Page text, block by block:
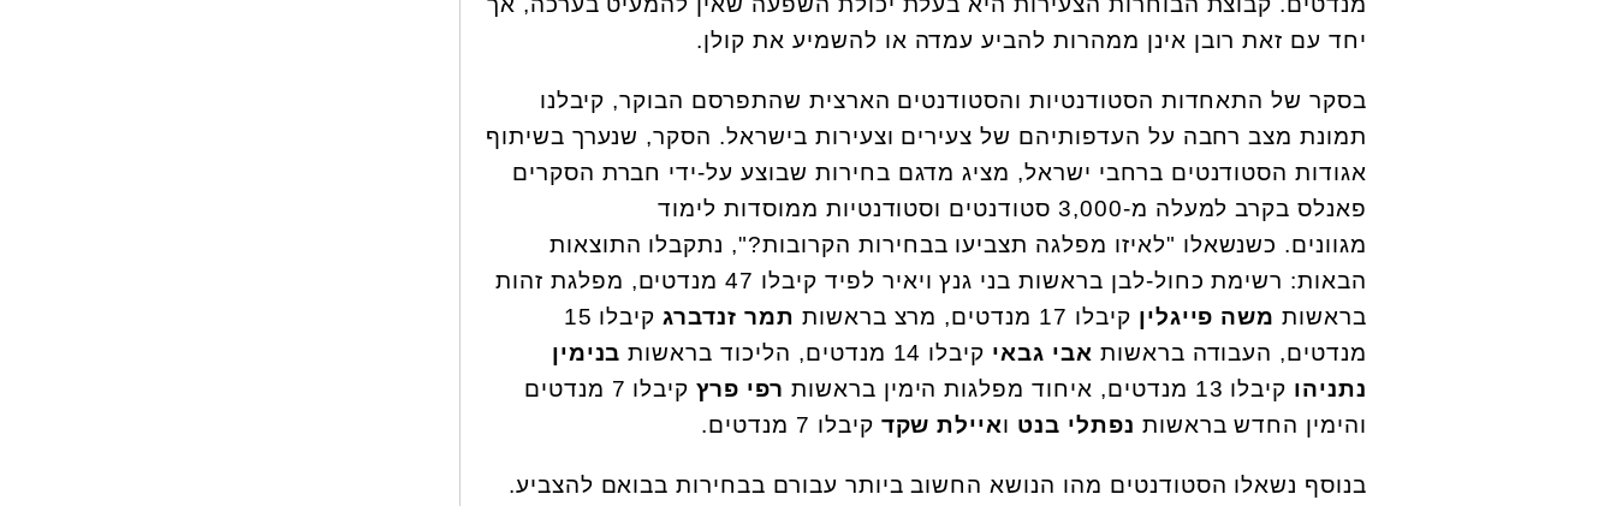
יחד עם זאת רובן אינן ממהרות להביע עמדה או להשמיע את קולן.
בסקר של התאחדות הסטודנטיות והסטודנטים הארצית שהתפרסם הבוקר, קיבלנו
תמונת מצב רחבה על העדפותיהם של צעירים וצעירות בישראל. הסקר, שנערך בשיתוף
אגודות הסטודנטים ברחבי ישראל, מציג מדגם בחירות שבוצע על-ידי חברת הסקרים
פאנלס בקרב למעלה מ-3,000 סטודנטים וסטודנטיות ממוסדות לימוד
מגוונים. כשנשאלו "לאיזו מפלגה תצביעו בבחירות הקרובות?", נתקבלו התוצאות
הבאות: רשימת כחול-לבן בראשות בני גנץ ויאיר לפיד קיבלו 47 מנדטים, מפלגת זהות
בראשות משה פייגלין קיבלו 17 מנדטים, מרצ בראשות תמר זנדברג
קיבלו 15
מנדטים, העבודה בראשות אבי גבאי קיבלו 14 מנדטים, הליכוד בראשות
בנימין
נתניהו קיבלו 13 מנדטים, איחוד מפלגות הימין בראשות רפי פרץ
קיבלו 7 מנדטים
והימין החדש בראשות נפתלי בנט ואיילת שקד קיבלו 7 מנדטים.
בנוסף נשאלו הסטודנטים מהו הנושא החשוב ביותר עבורם בבחירות בבואם להצביע.